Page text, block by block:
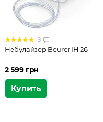
9
Небулайзер Beurer IH 26
2 599 грн
Купить